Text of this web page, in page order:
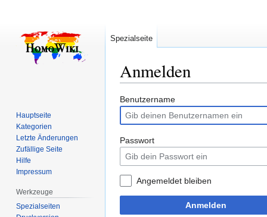
Anmelden
Zur
Navigation
springen
Zur
Suche
springen
Benutzername
Passwort
Angemeldet bleiben
Anmelden
Spezialseite
Hauptseite
Kategorien
Letzte Änderungen
Zufällige Seite
Hilfe
Impressum
Werkzeuge
Spezialseiten